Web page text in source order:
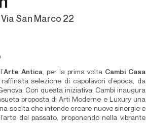
Via San Marco 22
Arte Antica, per la prima volta Cambi Casa
selezione di capolavori d’epoca, da
Con questa iniziativa, Cambi inaugura
proposta di Arti Moderne e Luxury una
scelta che intende creare nuove sinergie e
del passato, proponendo nella vibrante